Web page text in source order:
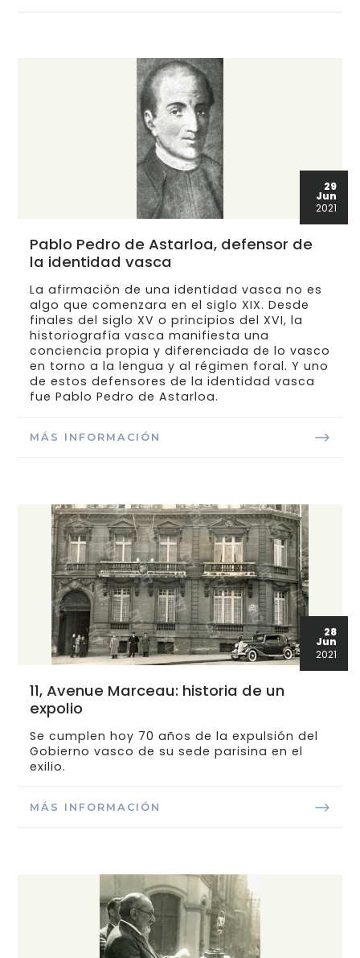
29
Jun
2021
Pablo Pedro de Astarloa, defensor de
la identidad vasca
La afirmación de una identidad vasca no es
algo que comenzara en el siglo XIX. Desde
finales del siglo XV o principios del XVI, la
historiografía vasca manifiesta una
conciencia propia y diferenciada de lo vasco
en torno a la lengua y al régimen foral. Y uno
de estos defensores de la identidad vasca
fue Pablo Pedro de Astarloa.
MÁS INFORMACIÓN
28
Jun
2021
11, Avenue Marceau: historia de un
expolio
Se cumplen hoy 70 años de la expulsión del
Gobierno vasco de su sede parisina en el
exilio.
MÁS INFORMACIÓN